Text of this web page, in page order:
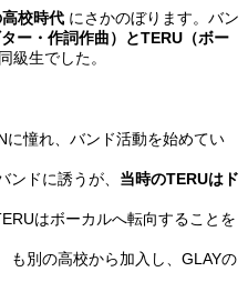
校時代 にさかのぼります。バン
ー・作詞作曲）とTERU（ボー
級生でした。
に憧れ、バンド活動を始めてい
ンドに誘うが、 当時のTERUはド
はボーカルへ転向することを
も別の高校から加入し、GLAYの